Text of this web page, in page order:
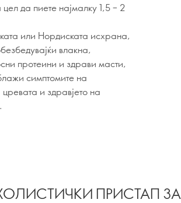
да пиете најмалку 1,5 – 2
или Нордиската исхрана,
влакна,
протеини и здрави масти,
симптомите на
и здравјето на
ПРИСТАП ЗА